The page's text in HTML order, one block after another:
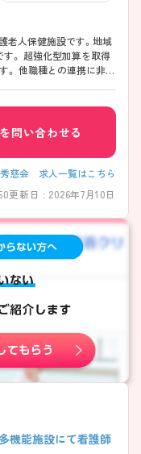
老人保健施設です。地域
。 超強化型加算を取得
。 他職種との連携に非常
お気軽にご相談くださ
問い合わせる
慈会 求人一覧はこちら
更新日 : 2026年7月10日
機能施設にて看護師